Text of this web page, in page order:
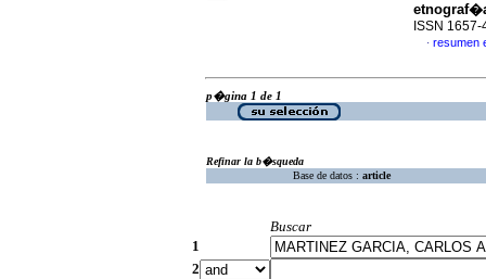
ISSN 1657-
· resumen
p�gina 1 de 1
Refinar la b�squeda
Base de datos : article
Buscar
1
2